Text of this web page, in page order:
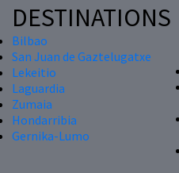
DESTINATIONS
Bilbao
San Juan de Gaztelugatxe
Lekeitio
Laguardia
Zumaia
Hondarribia
Gernika-Lumo